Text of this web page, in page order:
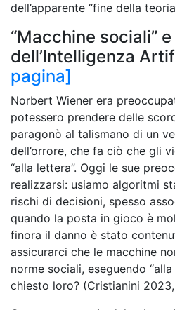
dell’apparente “fine della
“Macchine sociali”
dell’Intelligenza
pagina]
Norbert Wiener era
potessero prendere delle
paragonò al talismano di un
dell’orrore, che fa ciò che gli
“alla lettera”. Oggi le sue
realizzarsi: usiamo algoritmi
rischi di decisioni, spesso
quando la posta in gioco è
finora il danno è stato
assicurarci che le macchine
norme sociali, eseguendo
chiesto loro? (Cristianini